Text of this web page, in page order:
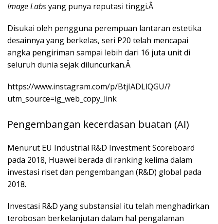
Image Labsyang punya reputasi tinggi.Â
Disukai oleh pengguna perempuan lantaran estetika
desainnya yang berkelas, seri P20 telah mencapai
angka pengiriman sampai lebih dari 16 juta unit di
seluruh dunia sejak diluncurkan.Â
https://www.instagram.com/p/BtjIADLlQGU/?
utm_source=ig_web_copy_link
Pengembangan kecerdasan buatan (AI)
Menurut EU Industrial R&D Investment Scoreboard
pada 2018, Huawei berada di ranking kelima dalam
investasi riset dan pengembangan (R&D) global pada
2018.
Investasi R&D yang substansial itu telah menghadirkan
terobosan berkelanjutan dalam hal pengalaman